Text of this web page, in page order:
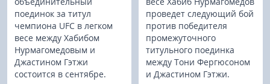
поединок за титул
чемпиона UFC в легком
весе между Хабибом
Нурмагомедовым и
Джастином Гэтжи
состоится в сентябре.
проведет следующий бой
против победителя
промежуточного
титульного поединка
между Тони Фергюсоном
и Джастином Гэтжи.